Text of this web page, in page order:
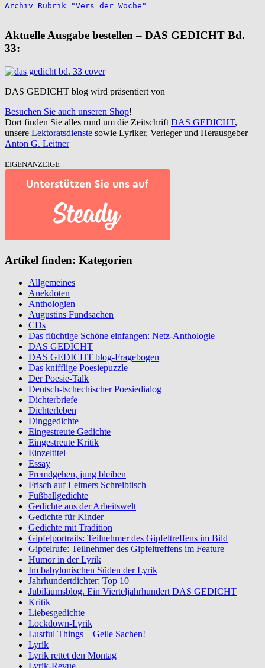
Archiv Rubrik "Vers der Woche"
Aktuelle Ausgabe bestellen – DAS GEDICHT Bd.
33:
DAS GEDICHT blog wird präsentiert von
Besuchen Sie auch unseren Shop!
Dort finden Sie alles rund um die Zeitschrift DAS GEDICHT,
unsere Lektoratsdienste sowie Lyriker, Verleger und Herausgeber
Anton G. Leitner
EIGENANZEIGE
Artikel finden: Kategorien
Allgemeines
Anekdoten
Anthologien
Augustins Fundsachen
CDs
Das flüchtige Schöne einfangen: Netz-Anthologie
DAS GEDICHT
DAS GEDICHT blog-Fragebogen
Das knifflige Poesiepuzzle
Der Poesie-Talk
Deutsch-tschechischer Poesiedialog
Dichterbriefe
Dichterleben
Dinggedichte
Eingestreute Gedichte
Eingestreute Kritik
Einzeltitel
Essay
Fremdgehen, jung bleiben
Frisch auf Leitners Schreibtisch
Fußballgedichte
Gedichte aus der Arbeitswelt
Gedichte für Kinder
Gedichte mit Tradition
Gipfelportraits: Teilnehmer des Gipfeltreffens im Bild
Gipfelrufe: Teilnehmer des Gipfeltreffens im Feature
Humor in der Lyrik
Im babylonischen Süden der Lyrik
Jahrhundertdichter: Top 10
Jubiläumsblog. Ein Vierteljahrhundert DAS GEDICHT
Kritik
Liebesgedichte
Lockdown-Lyrik
Lustful Things – Geile Sachen!
Lyrik
Lyrik rettet den Montag